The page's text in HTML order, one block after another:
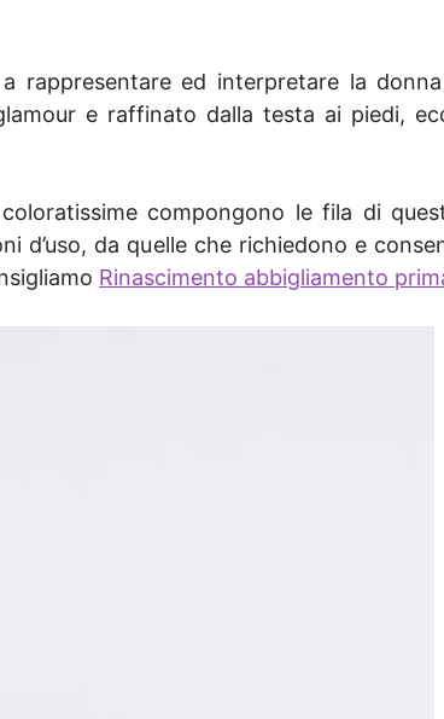
rappresentare ed interpretare la
e raffinato dalla testa ai piedi,
compongono le fila di
d’uso, da quelle che richiedono e
Rinascimento abbigliamento